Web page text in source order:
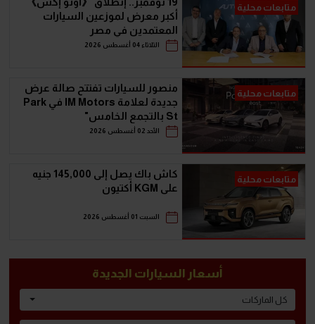
متابعات محلية
أكبر معرض لموزعين السيارات
المعتمدين في مصر
الثلاثاء 04 أغسطس 2026
متابعات محلية
منصور للسيارات تفتتح صالة عرض
جديدة لعلامة IM Motors في Park
St بالتجمع الخامس"
الأحد 02 أغسطس 2026
متابعات محلية
كاش باك يصل إلى 145,000 جنيه
على KGM أكتيون
السبت 01 أغسطس 2026
أسعار السيارات الجديدة
كل الماركات